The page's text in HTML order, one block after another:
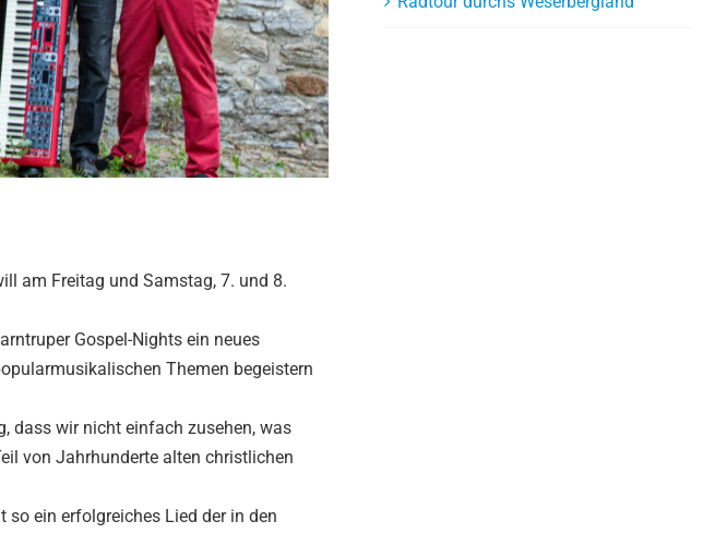
am Freitag und Samstag, 7. und 8.
Gospel-Nights ein neues
Themen begeistern
dass wir nicht einfach zusehen, was
von Jahrhunderte alten christlichen
so ein erfolgreiches Lied der in den